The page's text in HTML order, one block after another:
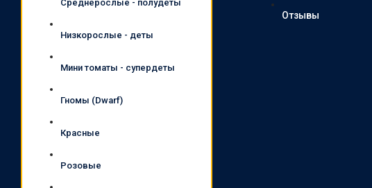
Среднерослые - полудеты
Низкорослые - деты
Мини томаты - супердеты
Гномы (Dwarf)
Красные
Розовые
Отзывы